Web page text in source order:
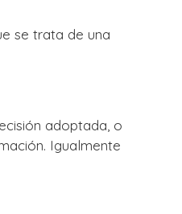
se trata de una
adoptada, o
Igualmente